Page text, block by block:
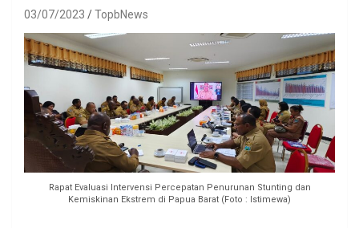
03/07/2023 TopbNews
Rapat Evaluasi Intervensi Percepatan Penurunan Stunting dan
Kemiskinan Ekstrem di Papua Barat (Foto : Istimewa)